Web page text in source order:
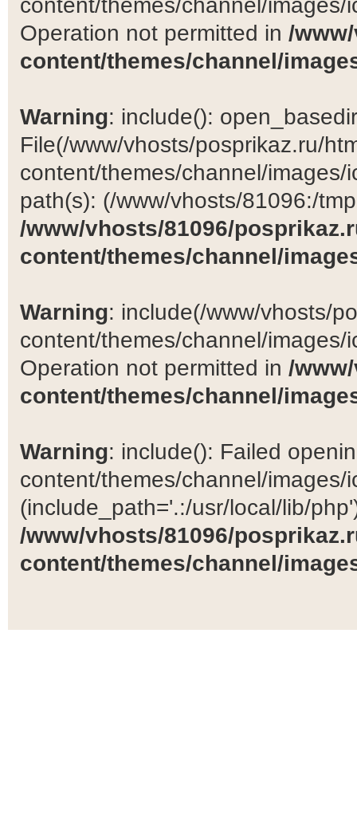
Operation not permitted in /
content/themes/channel/
Warning: include():
File(/www/vhosts/posprikaz.ru/
content/themes/channel/
path(s): (/www/vhosts/81096:/
/www/vhosts/81096/
content/themes/channel/
Warning: include(/www/vhosts/
content/themes/channel/
Operation not permitted in /
content/themes/channel/
Warning: include(): Failed
content/themes/channel/images/
(include_path='.:/usr/local/lib/
/www/vhosts/81096/
content/themes/channel/